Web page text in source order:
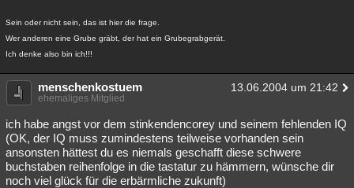
Sein oder nicht sein, das ist hier die frage.
Wer anderen eine Grube gräbt, der hat ein Grubegrabgerät.
Ich denke also bin ich!!!
menschenkostuem 13.06.2004 um 21:42
ehemaliges Mitglied
ich habe angst vor dem stinkendencorey und seinem fehlenden IQ
(OK, der IQ muss zumindestens teilweise vorhanden sein
ansonsten hättest du es niemals geschafft diese schwere
buchstaben reihenfolge in die tastatur zu hämmern, wünsche dir
noch viel glück für die erbärmliche zukunft)